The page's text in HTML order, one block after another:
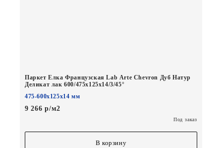
Паркет Елка Французская Lab Arte Chevron Дуб Натур
Деликат лак 600/475х125х14/3/45°
475-600х125х14 мм
9 266 р/м2
Под заказ
В корзину